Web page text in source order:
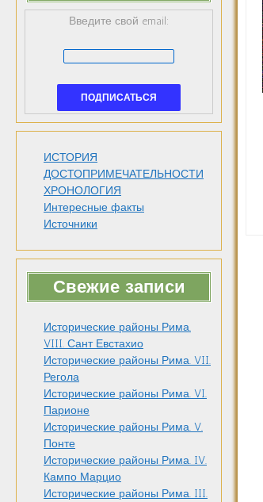
Введите свой email:
ИСТОРИЯ
ДОСТОПРИМЕЧАТЕЛЬНОСТИ
ХРОНОЛОГИЯ
Интересные факты
Источники
Свежие записи
Исторические районы Рима.
VIII. Сант Евстахио
Исторические районы Рима. VII.
Регола
Исторические районы Рима. VI.
Парионе
Исторические районы Рима. V.
Понте
Исторические районы Рима. IV.
Кампо Марцио
Исторические районы Рима. III.